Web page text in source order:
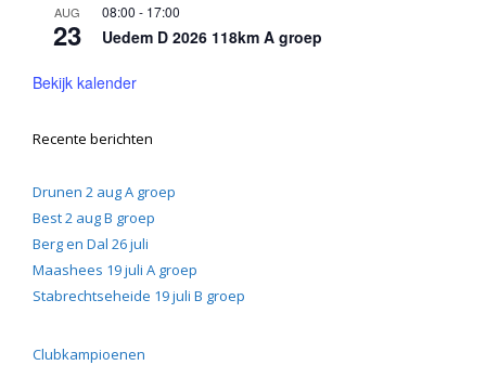
AUG
23
08:00 - 17:00
Uedem D 2026 118km A groep
Bekijk kalender
Recente berichten
Drunen 2 aug A groep
Best 2 aug B groep
Berg en Dal 26 juli
Maashees 19 juli A groep
Stabrechtseheide 19 juli B groep
Clubkampioenen